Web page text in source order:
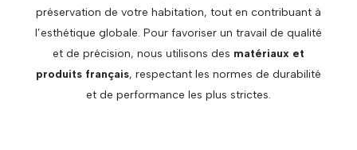
préservation de votre habitation, tout en contribuant à
l’esthétique globale. Pour favoriser un travail de qualité
et de précision, nous utilisons des matériaux et
produits français, respectant les normes de durabilité
et de performance les plus strictes.